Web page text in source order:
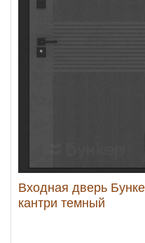
Входная дверь
кантри темный